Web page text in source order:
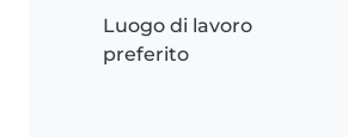
Luogo di lavoro
preferito